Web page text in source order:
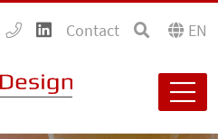
Contact EN